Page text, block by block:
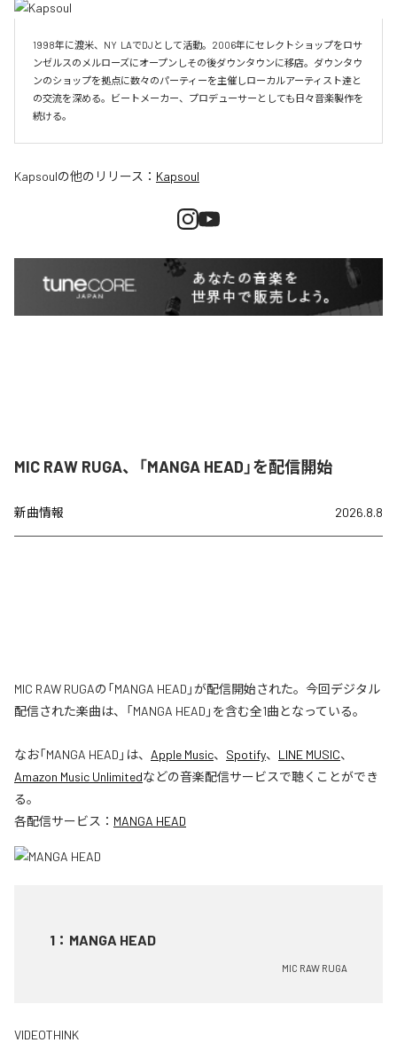
1998年に渡米、NY  LAでDJとして活動。2006年にセレクトショップをロサ
ンゼルスのメルローズにオープンしその後ダウンタウンに移店。ダウンタウ
ンのショップを拠点に数々のパーティーを主催しローカルアーティスト達と
の交流を深める。ビートメーカー、プロデューサーとしても日々音楽製作を
続ける。
Kapsoulの他のリリース： Kapsoul
MIC RAW RUGA、「MANGA HEAD」を配信開始
新曲情報 2026.8.8
MIC RAW RUGAの「MANGA HEAD」が配信開始された。今回デジタル
配信された楽曲は、「MANGA HEAD」を含む全1曲となっている。
なお「MANGA HEAD 」は、 Apple Music、 Spotify、 LINE MUSIC、
Amazon Music Unlimitedなどの音楽配信サービスで聴くことができ
る。
各配信サービス： MANGA HEAD
1 ： MANGA HEAD
MIC RAW RUGA
VIDEOTHINK